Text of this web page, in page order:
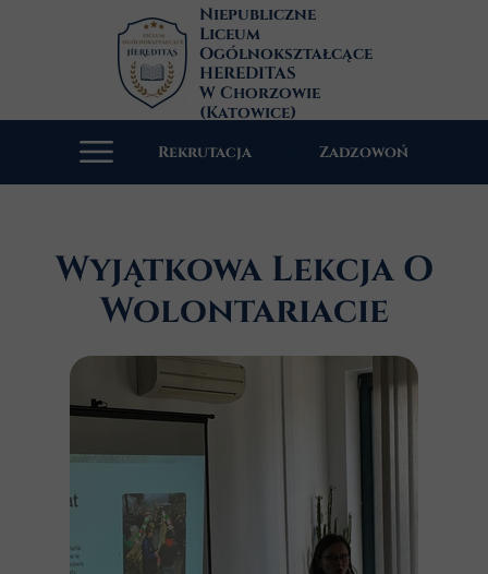
Zadzowoń
Rekrutacja
Niepubliczne
Liceum
Ogólnokształcące
HEREDITAS
W Chorzowie
(Katowice)
Wyjątkowa Lekcja O
Wolontariacie